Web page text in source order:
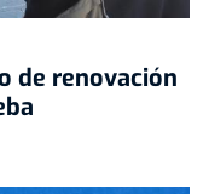
de renovación